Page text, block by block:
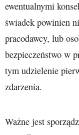
ewentualnymi
świadek powinien
pracodawcy, lub
bezpieczeństwo w
tym udzielenie
zdarzenia.
Ważne jest